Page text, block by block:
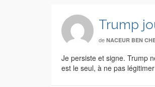
Trump
de NACEUR BEN
Je persiste et signe. Trump
est le seul, à ne pas